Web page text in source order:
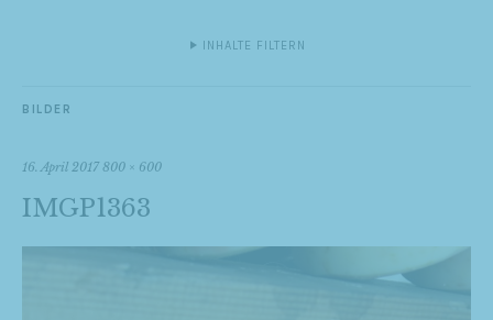
INHALTE FILTERN
BILDER
16. April 2017 800 × 600
IMGP1363